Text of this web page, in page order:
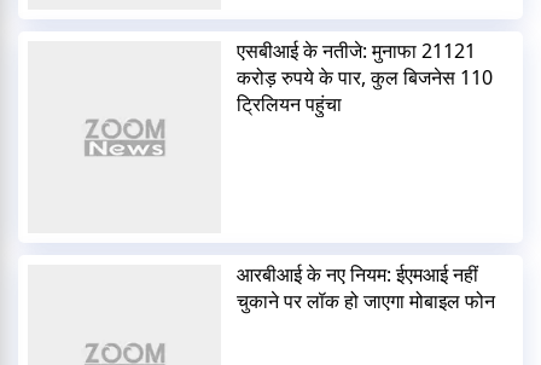
एसबीआई के नतीजे: मुनाफा 21121
करोड़ रुपये के पार, कुल बिजनेस 110
ट्रिलियन पहुंचा
आरबीआई के नए नियम: ईएमआई नहीं
चुकाने पर लॉक हो जाएगा मोबाइल फोन